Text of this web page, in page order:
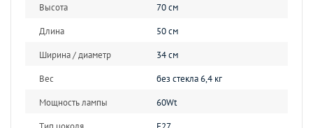
Высота
70 см
Длина
50 см
Ширина / диаметр
34 см
Вес
без стекла 6,4 кг
Мощность лампы
60Wt